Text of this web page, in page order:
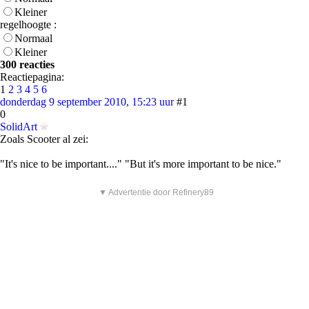
Kleiner
regelhoogte :
Normaal
Kleiner
300 reacties
Reactiepagina:
1 2 3 4 5 6
donderdag 9 september 2010, 15:23 uur #1
0
SolidArt
Zoals Scooter al zei:
"It's nice to be important...." "But it's more important to be nice."
▼ Advertentie door Refinery89